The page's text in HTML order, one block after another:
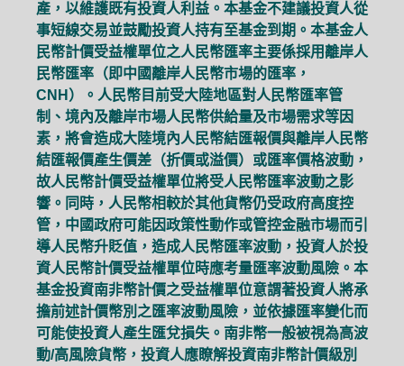
產，以維護既有投資人利益。本基金不建議投資人從
事短線交易並鼓勵投資人持有至基金到期。本基金人
民幣計價受益權單位之人民幣匯率主要係採用離岸人
民幣匯率（即中國離岸人民幣市場的匯率，
CNH）。人民幣目前受大陸地區對人民幣匯率管
制、境內及離岸市場人民幣供給量及市場需求等因
素，將會造成大陸境內人民幣結匯報價與離岸人民幣
結匯報價產生價差（折價或溢價）或匯率價格波動，
故人民幣計價受益權單位將受人民幣匯率波動之影
響。同時，人民幣相較於其他貨幣仍受政府高度控
管，中國政府可能因政策性動作或管控金融市場而引
導人民幣升貶值，造成人民幣匯率波動，投資人於投
資人民幣計價受益權單位時應考量匯率波動風險。本
基金投資南非幣計價之受益權單位意謂著投資人將承
擔前述計價幣別之匯率波動風險，並依據匯率變化而
可能使投資人產生匯兌損失。南非幣一般被視為高波
動/高風險貨幣，投資人應瞭解投資南非幣計價級別